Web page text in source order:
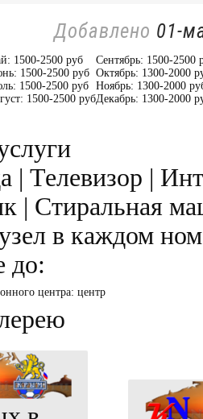
Добавлено 01-
1500-2500 руб
1500-2500 руб
1500-2500 руб
1500-2500 руб
Сентябрь: 1500-2500
Октябрь: 1300-2000
Ноябрь: 1300-2000
Декабрь: 1300-2000
| Телевизор |
| Стиральная
в каждом
до:
центра: центр